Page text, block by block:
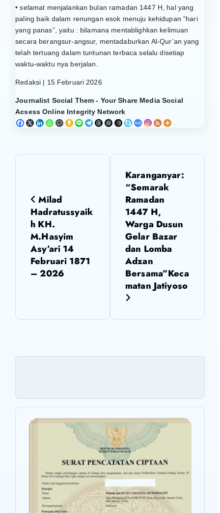
• selamat menjalankan bulan ramadan 1447 H, hal yang
paling baik dalam renungan esok menuju kehidupan “hari
yang panas”, yaitu : bilamana mentablighkan kelimuan
secara berangsur-angsur, mentadaburkan Al-Qur’an yang
telah tertuang dalam tuntunan terbaca selalu disetiap
waktu-waktu nya berjalan.
Redaksi | 15 Februari 2026
Journalist Social Them - Your Share Media Social
Acsess Online Integrity Network
N
s
p
s
Milad
Hadratussyaik
h KH.
M.Hasyim
Asy’ari 14
Februari 1871
– 2026
Karanganyar:
“Semarak
Ramadan
1447 H,
Warga Dusun
Gelar Bazar
dan Lomba
Adzan
Bersama”Keca
matan Jatiyoso